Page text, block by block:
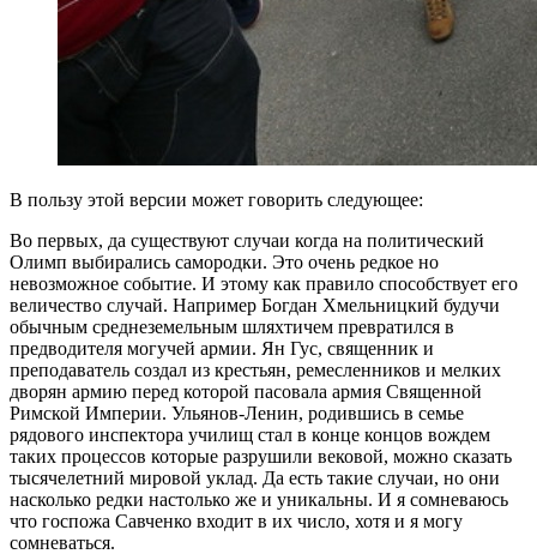
В пользу этой версии может говорить следующее:
Во первых, да существуют случаи когда на политический
Олимп выбирались самородки. Это очень редкое но
невозможное событие. И этому как правило способствует его
величество случай. Например Богдан Хмельницкий будучи
обычным среднеземельным шляхтичем превратился в
предводителя могучей армии. Ян Гус, священник и
преподаватель создал из крестьян, ремесленников и мелких
дворян армию перед которой пасовала армия Священной
Римской Империи. Ульянов-Ленин, родившись в семье
рядового инспектора училищ стал в конце концов вождем
таких процессов которые разрушили вековой, можно сказать
тысячелетний мировой уклад. Да есть такие случаи, но они
насколько редки настолько же и уникальны. И я сомневаюсь
что госпожа Савченко входит в их число, хотя и я могу
сомневаться.